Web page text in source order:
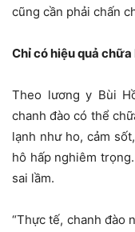
cũng cần phải chấn
Chỉ có hiệu quả
Theo lương y Bùi
chanh đào có thể
lạnh như ho, cảm
hô hấp nghiêm
sai lầm.
“Thực tế, chanh đào